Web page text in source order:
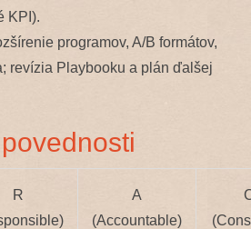
KPI).
programov, A/B formátov,
revízia Playbooku a plán ďalšej
R
A
(Accountable)